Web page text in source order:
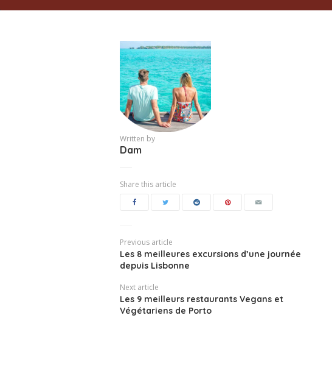
Written by
Dam
Share this article
Previous article
Les 8 meilleures excursions d’une journée
depuis Lisbonne
Next article
Les 9 meilleurs restaurants Vegans et
Végétariens de Porto